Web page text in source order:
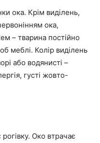
ока. Крім виділень,
ока,
– тварина постійно
меблі. Колір виділень
або водянисті –
густі жовто-
Око втрачає